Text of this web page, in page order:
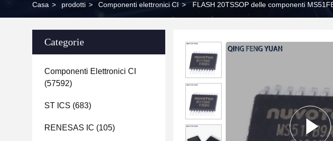
Casa > prodotti > Componenti elettronici CI > FLASH 20TSSOP delle componenti
Categorie
Componenti Elettronici CI
(57592)
ST ICS (683)
RENESAS IC (105)